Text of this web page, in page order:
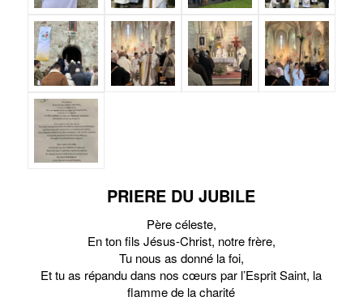
PRIERE DU JUBILE
Père céleste,
En ton fils Jésus-Christ, notre frère,
Tu nous as donné la foi,
Et tu as répandu dans nos cœurs par l’Esprit Saint, la
flamme de la charité